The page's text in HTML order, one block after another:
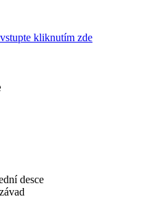
kliknutím zde
desce